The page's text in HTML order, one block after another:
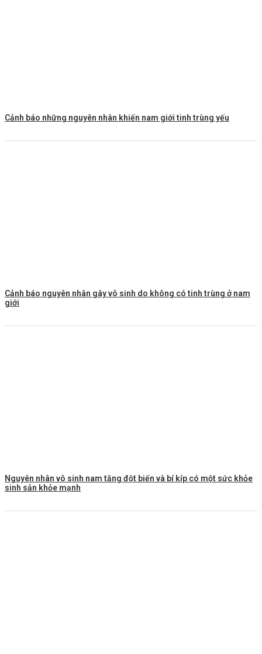
Cảnh báo những nguyên nhân khiến nam giới tinh trùng yếu
Cảnh báo nguyên nhân gây vô sinh do không có tinh trùng ở nam
giới
Nguyên nhân vô sinh nam tăng đột biến và bí kíp có một sức khỏe
sinh sản khỏe mạnh